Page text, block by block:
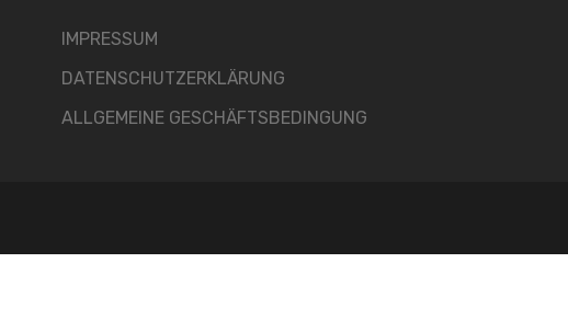
IMPRESSUM
DATENSCHUTZERKLÄRUNG
ALLGEMEINE GESCHÄFTSBEDINGUNG